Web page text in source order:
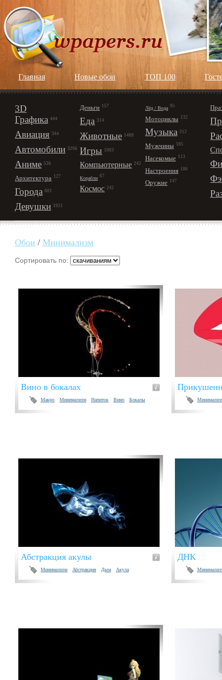
Главная Новые обои ТОП 100
3D
Графика 444
Авиация 344
Автомобили 3296
Аниме 536
Архитектура 127
Города 601
Девушки 1921
Деньги 157
Еда 314
Животные 1488
Игры 1003
Компьютерные 242
Корабли 67
Космос 242
Лёд / Вода 95
Мотоциклы 132
Музыка 312
Мужчины 185
Насекомые 113
Настроения 186
Оружие 147
Обои / Минимализм
Сортировать по:
Вино в бокалах
Макро Минимализм Напиток Вино Бокалы
Абстракция акулы
Минимализм Абстракция Дым Акула
ДНК